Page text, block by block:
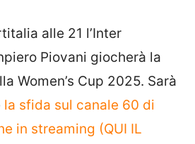
alle 21 l’Inter
Piovani giocherà la
Women’s Cup 2025. Sarà
la sfida sul canale 60 di
in streaming (QUI IL